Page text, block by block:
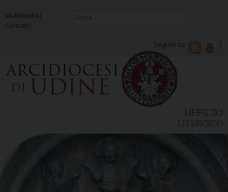
to
content
Multimedia
Contatti
Seguici su
UFFICIO
LITURGICO